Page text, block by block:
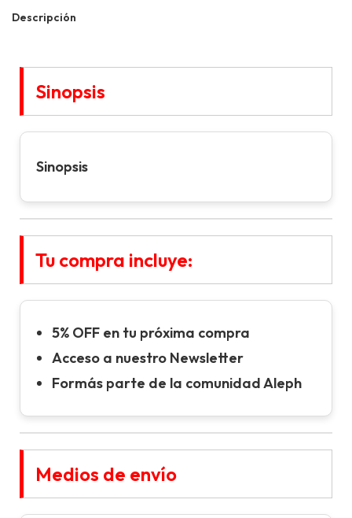
Descripción
Sinopsis
Sinopsis
Tu compra incluye:
5% OFF en tu próxima compra
Acceso a nuestro Newsletter
Formás parte de la comunidad Aleph
Medios de envío